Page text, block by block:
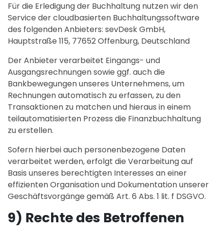
Für die Erledigung der Buchhaltung nutzen wir den
Service der cloudbasierten Buchhaltungssoftware
des folgenden Anbieters: sevDesk GmbH,
Hauptstraße 115, 77652 Offenburg, Deutschland
Der Anbieter verarbeitet Eingangs- und
Ausgangsrechnungen sowie ggf. auch die
Bankbewegungen unseres Unternehmens, um
Rechnungen automatisch zu erfassen, zu den
Transaktionen zu matchen und hieraus in einem
teilautomatisierten Prozess die Finanzbuchhaltung
zu erstellen.
Sofern hierbei auch personenbezogene Daten
verarbeitet werden, erfolgt die Verarbeitung auf
Basis unseres berechtigten Interesses an einer
effizienten Organisation und Dokumentation unserer
Geschäftsvorgänge gemäß Art. 6 Abs. 1 lit. f DSGVO.
9) Rechte des Betroffenen